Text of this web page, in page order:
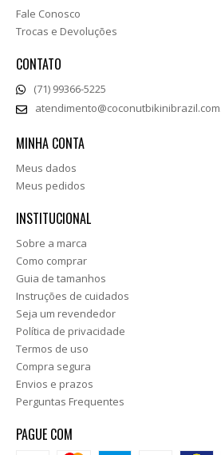
Fale Conosco
Trocas e Devoluções
CONTATO
(71) 99366-5225
MINHA CONTA
Meus dados
Meus pedidos
INSTITUCIONAL
Sobre a marca
Como comprar
Guia de tamanhos
Instruções de cuidados
Seja um revendedor
Política de privacidade
Termos de uso
Compra segura
Envios e prazos
Perguntas Frequentes
PAGUE COM